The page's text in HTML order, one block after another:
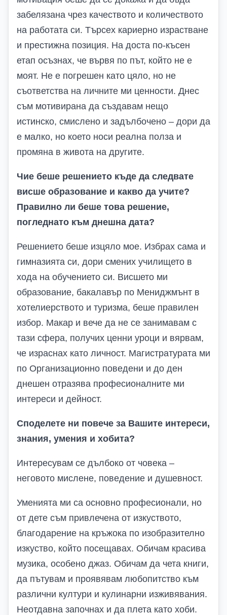
забелязана чрез качеството и количеството
на работата си. Търсех кариерно израстване
и престижна позиция. На доста по-късен
етап осъзнах, че вървя по път, който не е
моят. Не е погрешен като цяло, но не
съответства на личните ми ценности. Днес
съм мотивирана да създавам нещо
истинско, смислено и задълбочено – дори да
е малко, но което носи реална полза и
промяна в живота на другите.
Чие беше решението къде да следвате
висше образование и какво да учите?
Правилно ли беше това решение,
погледнато към днешна дата?
Решението беше изцяло мое. Избрах сама и
гимназията си, дори смених училището в
хода на обучението си. Висшето ми
образование, бакалавър по Мениджмънт в
хотелиерството и туризма, беше правилен
избор. Макар и вече да не се занимавам с
тази сфера, получих ценни уроци и вярвам,
че израснах като личност. Магистратурата ми
по Организационно поведени и до ден
днешен отразява професионалните ми
интереси и дейност.
Споделете ни повече за Вашите интереси,
знания, умения и хобита?
Интересувам се дълбоко от човека –
неговото мислене, поведение и душевност.
Уменията ми са основно професионали, но
от дете съм привлечена от изкуството,
благодарение на кръжока по изобразително
изкуство, който посещавах. Обичам красива
музика, особено джаз. Обичам да чета книги,
да пътувам и проявявам любопитство към
различни култури и кулинарни изживявания.
Неотдавна започнах и да плета като хоби.